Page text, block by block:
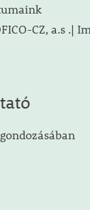
CZ, a.s .|